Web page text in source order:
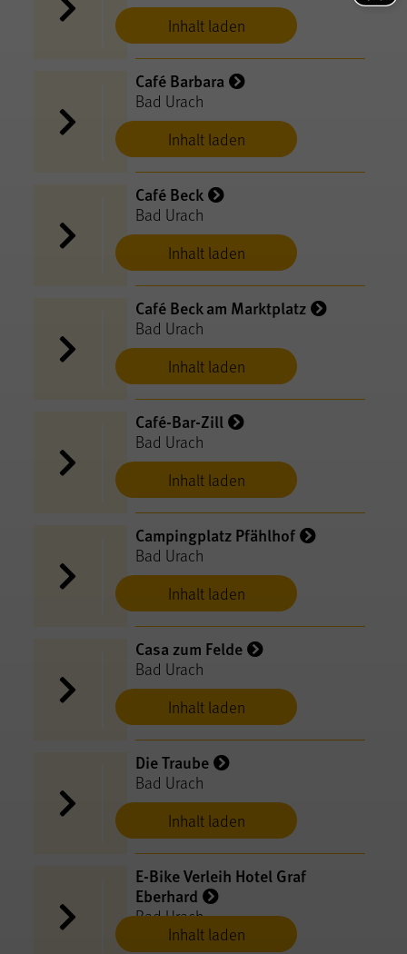
Inhalt laden
Inhalt laden
Café Barbara
Bad Urach
Inhalt laden
Café Beck
Bad Urach
Inhalt laden
Café Beck am Marktplatz
Bad Urach
Inhalt laden
Café-Bar-Zill
Bad Urach
Inhalt laden
Campingplatz Pfählhof
Bad Urach
Inhalt laden
Casa zum Felde
Bad Urach
Inhalt laden
Die Traube
Bad Urach
Inhalt laden
E-Bike Verleih Hotel Graf
Eberhard
Bad Urach